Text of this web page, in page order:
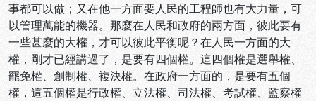
事都可以做；又在他一方面要人民的工程師也有大力量，可
以管理萬能的機器。那麼在人民和政府的兩方面，彼此要有
一些甚麼的大權，才可以彼此平衡呢？在人民一方面的大
權，剛才已經講過了，是要有四個權。這四個權是選舉權、
罷免權、創制權、複決權。在政府一方面的，是要有五個
權，這五個權是行政權、立法權、司法權、考試權、監察權